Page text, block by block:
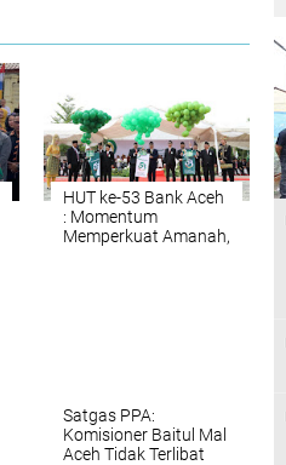
HUT ke-53 Bank Aceh
: Momentum
Memperkuat Amanah,
Satgas PPA:
Komisioner Baitul Mal
Aceh Tidak Terlibat